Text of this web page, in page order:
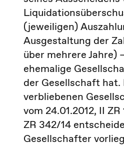
(jeweiligen)
Ausgestaltung der
über mehrere Jahre)
ehemalige
der Gesellschaft hat.
verbliebenen
vom 24.01.2012, II
ZR 342/14
Gesellschafter